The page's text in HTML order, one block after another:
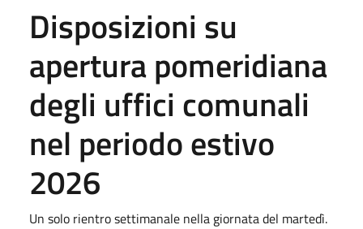
Disposizioni su
apertura pomeridiana
degli uffici comunali
nel periodo estivo
2026
Un solo rientro settimanale nella giornata del martedì.